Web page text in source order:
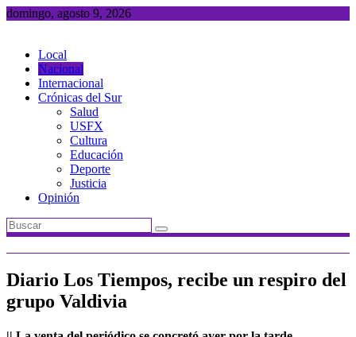
Saltar
domingo, agosto 9, 2026
Local
Nacional
Internacional
Crónicas del Sur
Salud
USFX
Cultura
Educación
Deporte
Justicia
Opinión
Diario Los Tiempos, recibe un respiro del
grupo Valdivia